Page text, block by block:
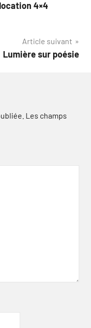
4×4
Article suivant
Lumière sur poésie
Les champs